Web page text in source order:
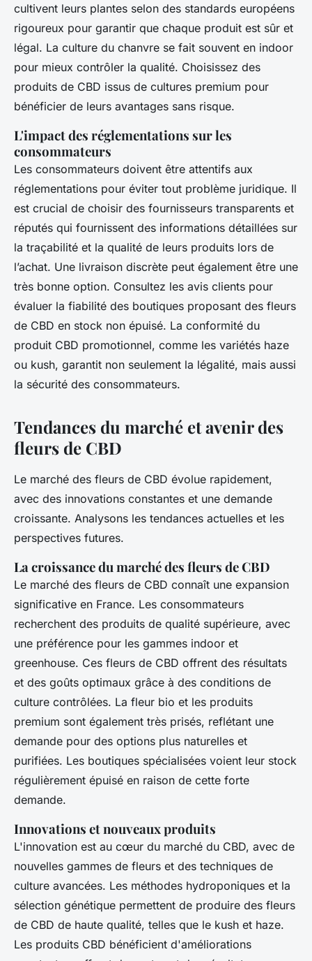
cultivent leurs plantes selon des standards européens
rigoureux pour garantir que chaque produit est sûr et
légal. La culture du chanvre se fait souvent en indoor
pour mieux contrôler la qualité. Choisissez des
produits de CBD issus de cultures premium pour
bénéficier de leurs avantages sans risque.
L'impact des réglementations sur les
consommateurs
Les consommateurs doivent être attentifs aux
réglementations pour éviter tout problème juridique. Il
est crucial de choisir des fournisseurs transparents et
réputés qui fournissent des informations détaillées sur
la traçabilité et la qualité de leurs produits lors de
l’achat. Une livraison discrète peut également être une
très bonne option. Consultez les avis clients pour
évaluer la fiabilité des boutiques proposant des fleurs
de CBD en stock non épuisé. La conformité du
produit CBD promotionnel, comme les variétés haze
ou kush, garantit non seulement la légalité, mais aussi
la sécurité des consommateurs.
Tendances du marché et avenir des
fleurs de CBD
Le marché des fleurs de CBD évolue rapidement,
avec des innovations constantes et une demande
croissante. Analysons les tendances actuelles et les
perspectives futures.
La croissance du marché des fleurs de CBD
Le marché des fleurs de CBD connaît une expansion
significative en France. Les consommateurs
recherchent des produits de qualité supérieure, avec
une préférence pour les gammes indoor et
greenhouse. Ces fleurs de CBD offrent des résultats
et des goûts optimaux grâce à des conditions de
culture contrôlées. La fleur bio et les produits
premium sont également très prisés, reflétant une
demande pour des options plus naturelles et
purifiées. Les boutiques spécialisées voient leur stock
régulièrement épuisé en raison de cette forte
demande.
Innovations et nouveaux produits
L'innovation est au cœur du marché du CBD, avec de
nouvelles gammes de fleurs et des techniques de
culture avancées. Les méthodes hydroponiques et la
sélection génétique permettent de produire des fleurs
de CBD de haute qualité, telles que le kush et haze.
Les produits CBD bénéficient d'améliorations